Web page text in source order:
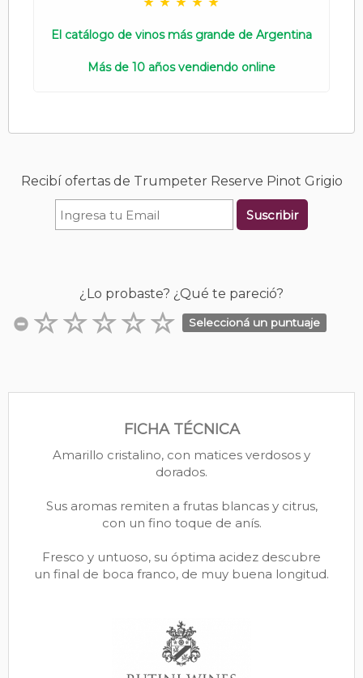
El catálogo de vinos más grande de Argentina
Más de 10 años vendiendo online
Recibí ofertas de Trumpeter Reserve Pinot Grigio
Suscribir
¿Lo probaste? ¿Qué te pareció?
Seleccioná un puntuaje
FICHA TÉCNICA
Amarillo cristalino, con matices verdosos y
dorados.
Sus aromas remiten a frutas blancas y citrus,
con un fino toque de anís.
Fresco y untuoso, su óptima acidez descubre
un final de boca franco, de muy buena longitud.